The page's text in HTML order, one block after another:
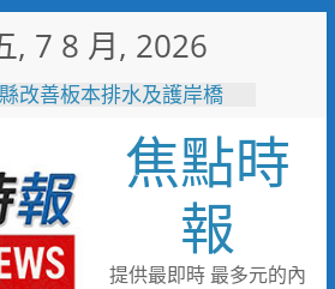
, 7 8 月, 2026
改善板本排水及護岸橋
之家進駐高雄義享時尚廣
親節開幕祭三重超狂優惠
時代的地方解方！彰化市
誼6年促成10對佳偶
長參選人魏平政率議員團
造勢 盼翻轉彰化打造新
焦點時
報
提供最即時 最多元的內